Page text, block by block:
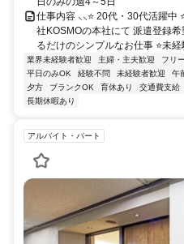
仕事内容 ⸜⸜⭐ 20代・30代活躍中
社KOSMOの本社にて 派遣登録
るだけのシンプルなお仕事 ⭐未
業界未経験者歓迎 主婦・主夫歓迎 フリ
平日のみOK
経験不問 未経験者歓迎 午
夕方
ブランクOK 育休あり 交通費支給
長期休暇あり
アルバイト・パート